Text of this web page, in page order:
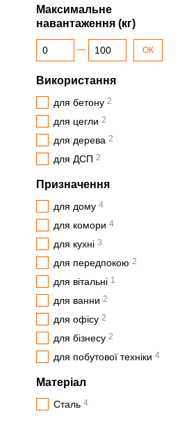
Максимальне
навантаження (кг)
Від Максимальне навантаження (кг)
До Максимальне навантаження (кг)
ОК
Використання
для бетону 2
для цегли 2
для дерева 2
для ДСП 2
Призначення
для дому 4
для комори 4
для кухні 3
для передпокою 2
для вітальні 1
для ванни 2
для офісу 2
для бізнесу 2
для побутової техніки 4
Матеріал
Сталь 4